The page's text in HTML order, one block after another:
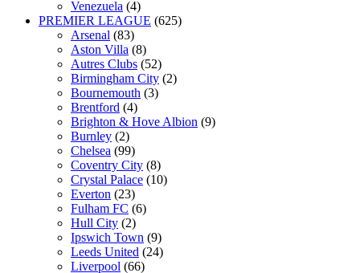
Venezuela (4)
PREMIER LEAGUE (625)
Arsenal (83)
Aston Villa (8)
Autres Clubs (52)
Birmingham City (2)
Bournemouth (3)
Brentford (4)
Brighton & Hove Albion (9)
Burnley (2)
Chelsea (99)
Coventry City (8)
Crystal Palace (10)
Everton (23)
Fulham FC (6)
Hull City (2)
Ipswich Town (9)
Leeds United (24)
Liverpool (66)